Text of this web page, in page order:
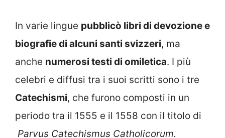
In varie lingue pubblicò libri di devozione e
biografie di alcuni santi svizzeri, ma
anche numerosi testi di omiletica. I più
celebri e diffusi tra i suoi scritti sono i tre
Catechismi, che furono composti in un
periodo tra il 1555 e il 1558 con il titolo di
Parvus Catechismus Catholicorum.